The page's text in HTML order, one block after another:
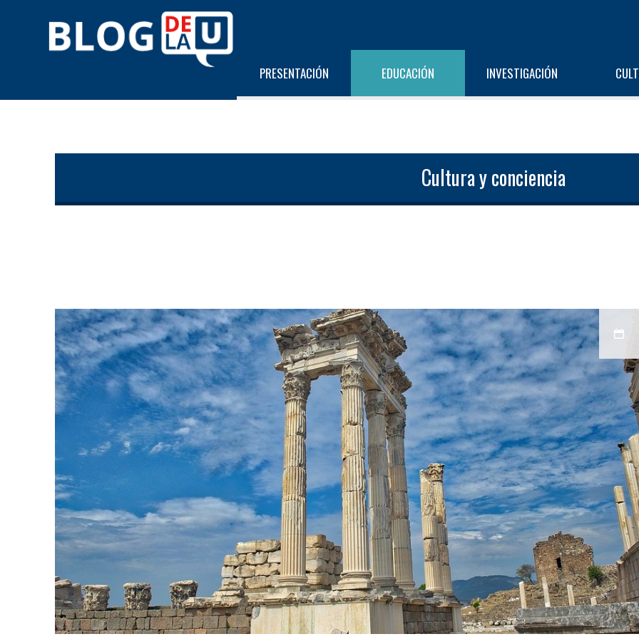
PRESENTACIÓN EDUCACIÓN INVESTIGACIÓN
Cultura y conciencia
admin-
leydi